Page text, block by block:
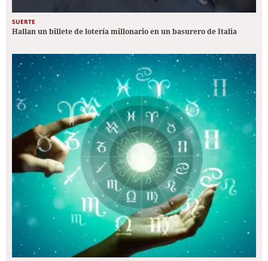
SUERTE
Hallan un billete de lotería millonario en un basurero de Italia